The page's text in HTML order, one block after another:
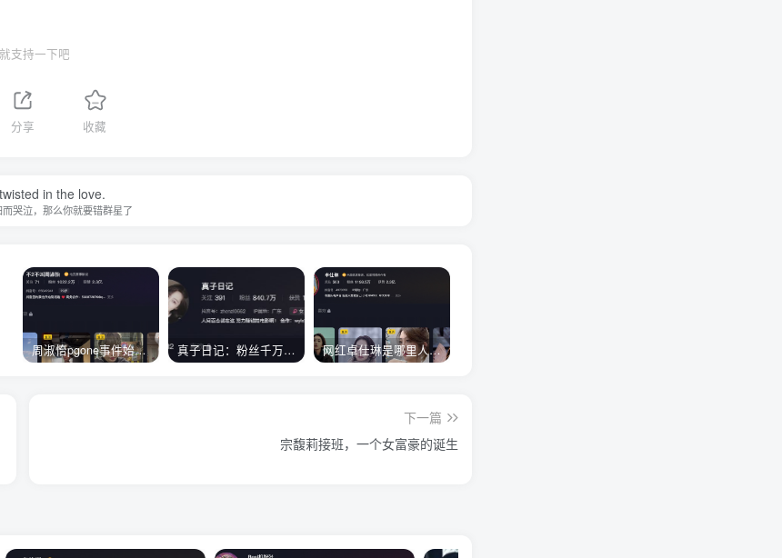
支持一下吧
分享 收藏
in the love.
哭泣，那么你就要错群星了
周淑怡pgone事件始末，周淑怡现状 真子日记：粉丝千万的真子日记是最懂反转的网红吗？ 网红卓仕琳是哪里人，下跪的原因
下一篇
宗馥莉接班，一个女富豪的诞生